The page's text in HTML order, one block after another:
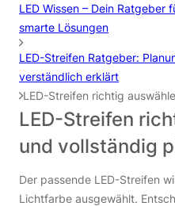
LED Wissen – Dein Ratgeber
smarte Lösungen
LED-Streifen Ratgeber:
verständlich erklärt
LED-Streifen richtig
LED-Streifen
und vollständig
Der passende LED-Streifen
Lichtfarbe ausgewählt.